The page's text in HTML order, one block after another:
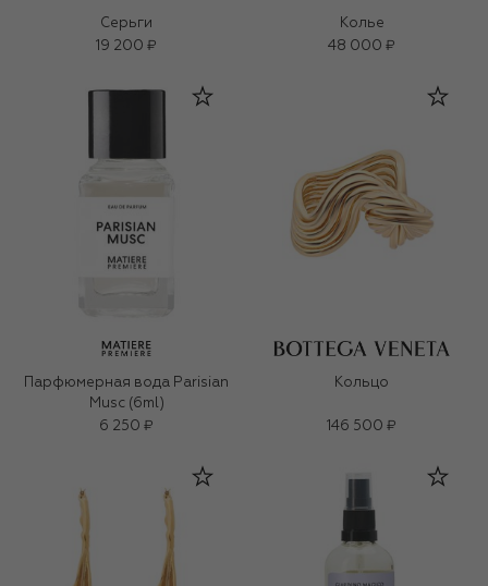
Серьги
19 200 ₽
Колье
48 000 ₽
Парфюмерная вода Parisian
Musc (6ml)
6 250 ₽
Кольцо
146 500 ₽